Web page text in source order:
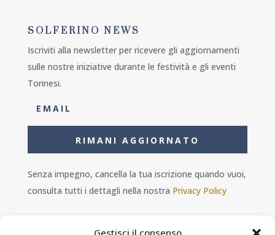
Gestisci il consenso
SOLFERINO NEWS
Iscriviti alla newsletter per ricevere gli aggiornamenti
sulle nostre iniziative durante le festività e gli eventi
Torinesi.
RIMANI AGGIORNATO
Senza impegno, cancella la tua iscrizione quando vuoi,
consulta tutti i dettagli nella nostra Privacy Policy